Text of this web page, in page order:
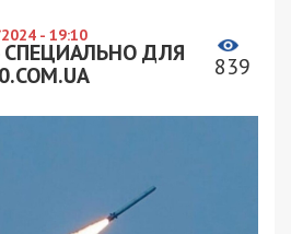
- 19:10
СПЕЦИАЛЬНО ДЛЯ
839